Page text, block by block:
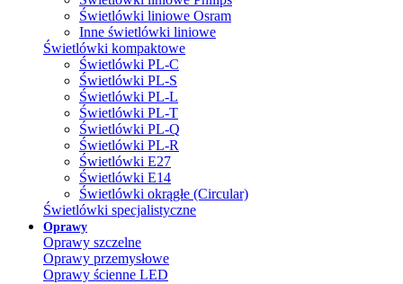
Świetlówki liniowe Osram
Inne świetlówki liniowe
Świetlówki kompaktowe
Świetlówki PL-C
Świetlówki PL-S
Świetlówki PL-L
Świetlówki PL-T
Świetlówki PL-Q
Świetlówki PL-R
Świetlówki E27
Świetlówki E14
Świetlówki okrągłe (Circular)
Świetlówki specjalistyczne
Oprawy
Oprawy szczelne
Oprawy przemysłowe
Oprawy ścienne LED